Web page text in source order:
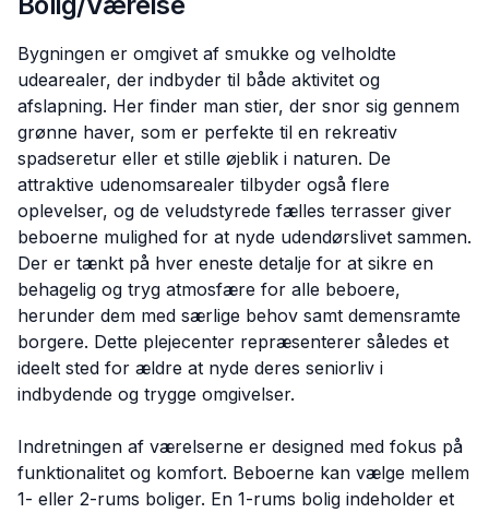
Bygningen er omgivet af smukke og velholdte
udearealer, der indbyder til både aktivitet og
afslapning. Her finder man stier, der snor sig gennem
grønne haver, som er perfekte til en rekreativ
spadseretur eller et stille øjeblik i naturen. De
attraktive udenomsarealer tilbyder også flere
oplevelser, og de veludstyrede fælles terrasser giver
beboerne mulighed for at nyde udendørslivet sammen.
Der er tænkt på hver eneste detalje for at sikre en
behagelig og tryg atmosfære for alle beboere,
herunder dem med særlige behov samt demensramte
borgere. Dette plejecenter repræsenterer således et
ideelt sted for ældre at nyde deres seniorliv i
indbydende og trygge omgivelser.
Indretningen af værelserne er designed med fokus på
funktionalitet og komfort. Beboerne kan vælge mellem
1- eller 2-rums boliger. En 1-rums bolig indeholder et